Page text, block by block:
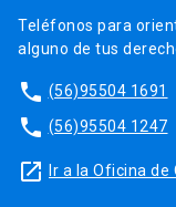
Teléfonos para
alguno de tus
phone (56)95504 1691
phone (56)95504 1247
launch Ir a la Oficina de